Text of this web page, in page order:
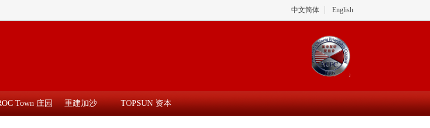
中文简体 English
Town 庄园 重建加沙 TOPSUN 资本